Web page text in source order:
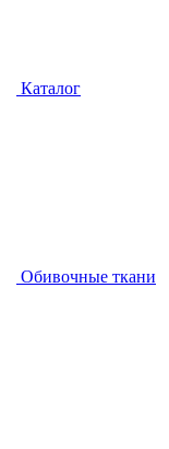
Каталог
Обивочные ткани